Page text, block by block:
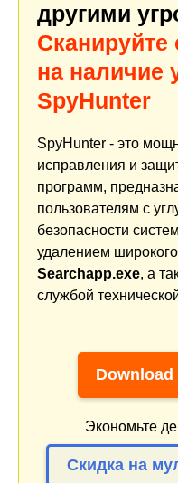
другими
на наличие
SpyHunter
SpyHunter - это
исправления и
программ,
пользователям с
безопасности
удалением широкого
Searchapp.exe, а
службой
Экономьте
Скидка на